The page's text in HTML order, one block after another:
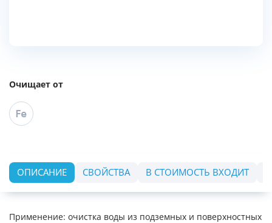
Очищает от
ОПИСАНИЕ СВОЙСТВА В СТОИМОСТЬ ВХОДИТ
Применение: очистка воды из подземных и поверхностных